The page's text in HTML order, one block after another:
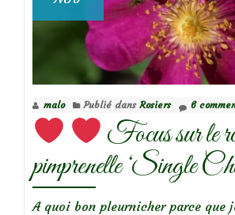
malo Publié dans Rosiers 6
Focus sur le
pimprenelle ‘Single
A quoi bon pleurnicher parce que